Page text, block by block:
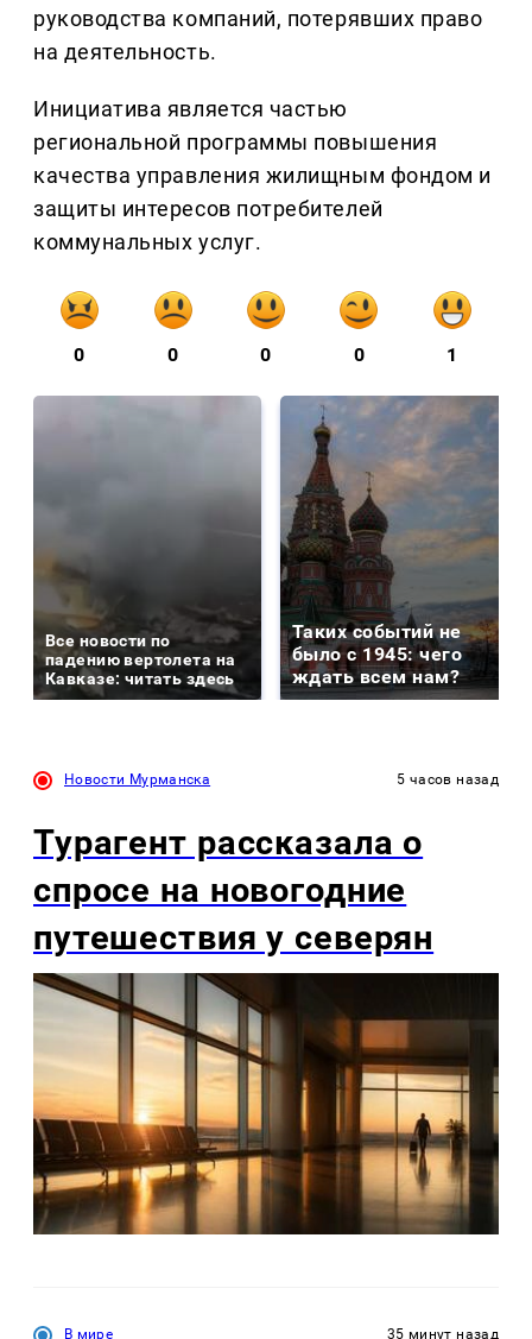
руководства компаний, потерявших право
на деятельность.
Инициатива является частью
региональной программы повышения
качества управления жилищным фондом и
защиты интересов потребителей
коммунальных услуг.
0 0 0 0 1
Все новости по
падению вертолета на
Кавказе: читать здесь
Таких событий не
было с 1945: чего
ждать всем нам?
Новости Мурманска 5 часов назад
Турагент рассказала о
спросе на новогодние
путешествия у северян
В мире 35 минут назад